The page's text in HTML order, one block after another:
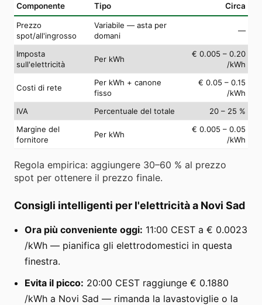
Componente Tipo Circa
Prezzo
spot/all'ingrosso
Variabile — asta per
domani
—
Imposta
sull'elettricità
Per kWh
€ 0.005 – 0.20
/kWh
Costi di rete
Per kWh + canone
fisso
€ 0.05 – 0.15
/kWh
IVA
Percentuale del totale
20 – 25 %
Margine del
fornitore
Per kWh
€ 0.005 – 0.05
/kWh
Regola empirica: aggiungere 30–60 % al prezzo
spot per ottenere il prezzo finale.
Consigli intelligenti per l'elettricità a Novi Sad
Ora più conveniente oggi: 11:00 CEST a € 0.0023
/kWh — pianifica gli elettrodomestici in questa
finestra.
Evita il picco: 20:00 CEST raggiunge € 0.1880
/kWh a Novi Sad — rimanda la lavastoviglie o la